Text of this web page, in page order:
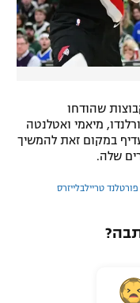
שהודחו
מיאמי ואטלנטה
במקום זאת להמשיך
שלה.
פורטלנד טריילבלייזרס